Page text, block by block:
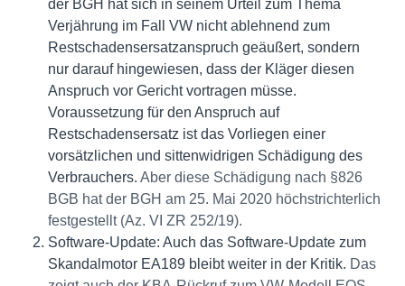
der BGH hat sich in seinem Urteil zum Thema
Verjährung im Fall VW nicht ablehnend zum
Restschadensersatzanspruch geäußert, sondern
nur darauf hingewiesen, dass der Kläger diesen
Anspruch vor Gericht vortragen müsse.
Voraussetzung für den Anspruch auf
Restschadensersatz ist das Vorliegen einer
vorsätzlichen und sittenwidrigen Schädigung des
Verbrauchers. Aber diese Schädigung nach §826
BGB hat der BGH am 25. Mai 2020 höchstrichterlich
festgestellt (Az. VI ZR 252/19).
Software-Update: Auch das Software-Update zum
Skandalmotor EA189 bleibt weiter in der Kritik. Das